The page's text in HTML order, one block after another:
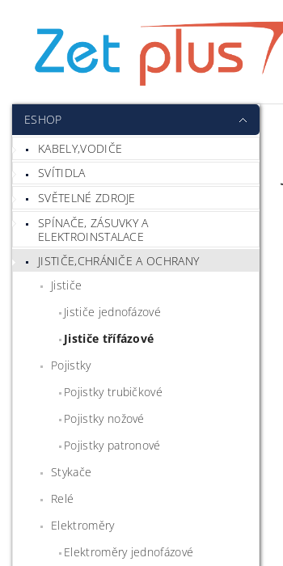
ESHOP
KABELY,VODIČE
SVÍTIDLA
SVĚTELNÉ ZDROJE
SPÍNAČE, ZÁSUVKY A
ELEKTROINSTALACE
JISTIČE,CHRÁNIČE A OCHRANY
Jističe
Jističe jednofázové
Jističe třífázové
Pojistky
Pojistky trubičkové
Pojistky nožové
Pojistky patronové
Stykače
Relé
Elektroměry
Elektroměry jednofázové